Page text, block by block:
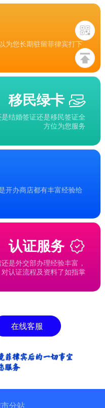
为您长期驻留菲律宾打下
移民绿卡
结婚签证还是移民签证全
方位为您服务
开办商店都有丰富经验给
认证服务
是外交部办理经验丰富，
对认证流程及资料了如指掌
在线客服
分站